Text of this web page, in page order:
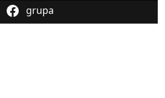
grupa